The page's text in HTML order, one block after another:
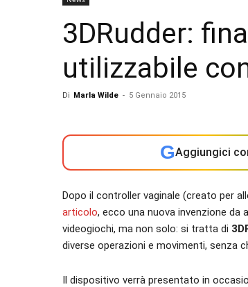
3DRudder:
utilizzabile
Di Marla Wilde - 5 Gennaio 2015
GAggiungici
Dopo il controller vaginale (creato per
articolo, ecco una nuova invenzione da
videogiochi, ma non solo: si tratta di
diverse operazioni e movimenti, senza
Il dispositivo verrà presentato in